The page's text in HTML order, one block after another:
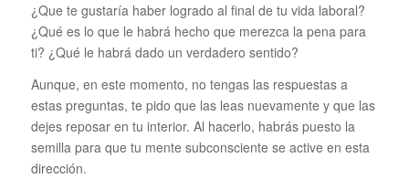
¿Que te gustaría haber logrado al final de tu vida laboral?
¿Qué es lo que le habrá hecho que merezca la pena para
ti? ¿Qué le habrá dado un verdadero sentido?
Aunque, en este momento, no tengas las respuestas a
estas preguntas, te pido que las leas nuevamente y que las
dejes reposar en tu interior. Al hacerlo, habrás puesto la
semilla para que tu mente subconsciente se active en esta
dirección.